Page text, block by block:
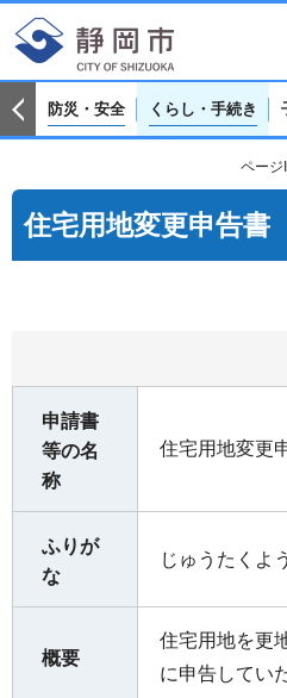
防災・安全 くらし・手続き
ページ
住宅用地変更申告書
申請書
等の名
称
住宅用地変更
ふりが
な
じゅうたくよ
概要
住宅用地を更
に申告してい